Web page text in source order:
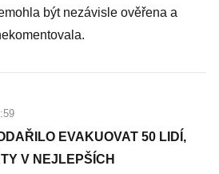
být nezávisle ověřena a
EVAKUOVAT 50 LIDÍ,
V NEJLEPŠÍCH